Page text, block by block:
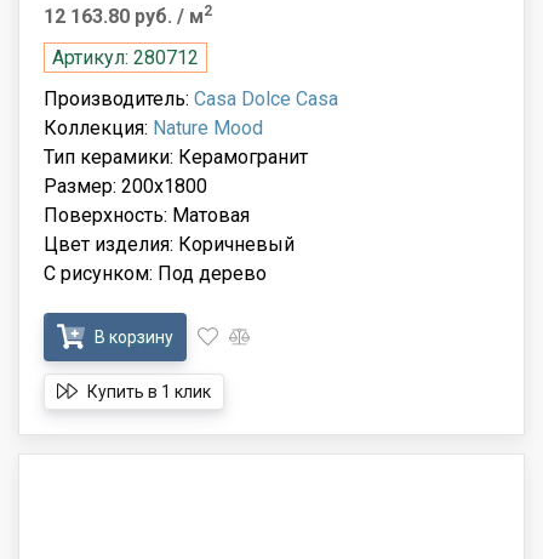
12 163.80 руб. / м2
Артикул: 280712
Производитель: Casa Dolce Casa
Коллекция: Nature Mood
Тип керамики: Керамогранит
Размер: 200x1800
Поверхность: Матовая
Цвет изделия: Коричневый
С рисунком: Под дерево
В корзину
Купить в 1 клик